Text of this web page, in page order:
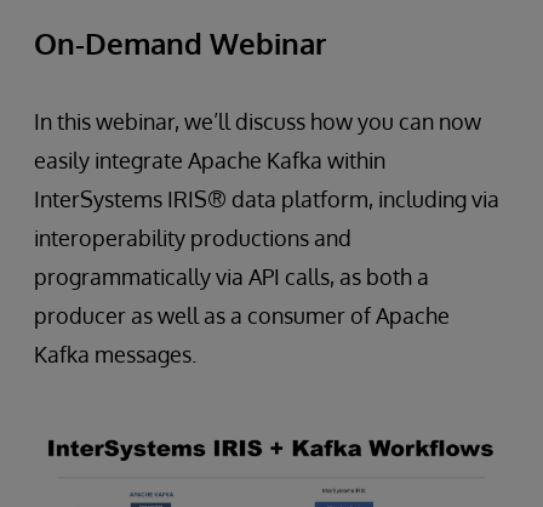
On-Demand Webinar
In this webinar, we’ll discuss how you can now
easily integrate Apache Kafka within
InterSystems IRIS® data platform, including via
interoperability productions and
programmatically via API calls, as both a
producer as well as a consumer of Apache
Kafka messages.